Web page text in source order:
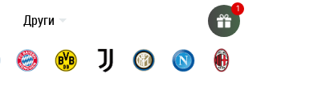
Други